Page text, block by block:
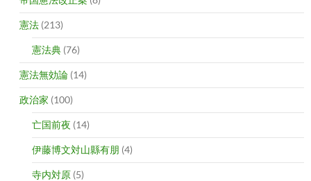
憲法 (213)
憲法典 (76)
憲法無効論 (14)
政治家 (100)
亡国前夜 (14)
伊藤博文対山縣有朋 (4)
寺内対原 (5)